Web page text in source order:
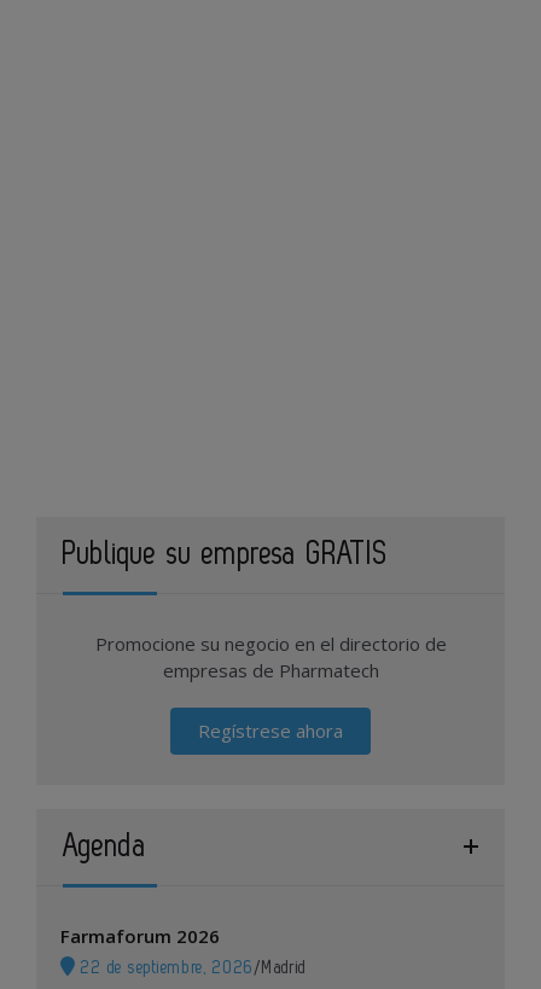
Publique su empresa GRATIS
Promocione su negocio en el directorio de
empresas de Pharmatech
Regístrese ahora
Agenda
Farmaforum 2026
22 de septiembre, 2026 / Madrid